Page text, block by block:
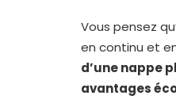
Vous pensez
en continu et
d’une nappe
avantages